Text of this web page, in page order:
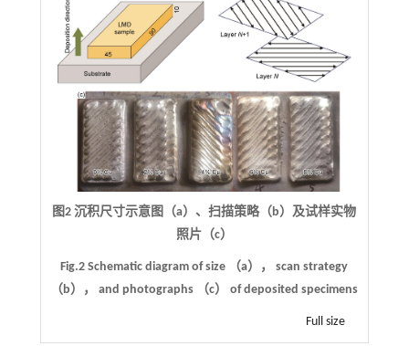
图2 沉积尺寸示意图（a）、扫描策略（b）及试样实物
照片（c）
Fig.2 Schematic diagram of size （a）， scan strategy
（b）， and photographs （c） of deposited specimens
Full size